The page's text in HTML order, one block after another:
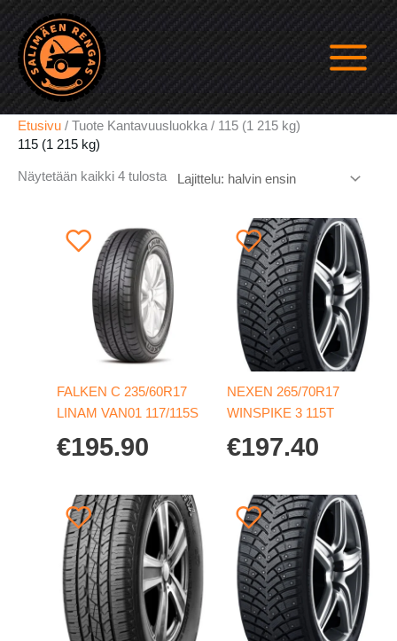
Siirry
sisältöön
Etusivu / Tuote Kantavuusluokka / 115 (1 215 kg)
115 (1 215 kg)
Näytetään kaikki 4 tulosta Halvin
FALKEN C 235/60R17
LINAM VAN01 117/115S
€195.90
NEXEN 265/70R17
WINSPIKE 3 115T
€197.40